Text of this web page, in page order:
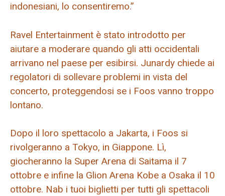
indonesiani, lo consentiremo.”
Ravel Entertainment è stato introdotto per
aiutare a moderare quando gli atti occidentali
arrivano nel paese per esibirsi. Junardy chiede ai
regolatori di sollevare problemi in vista del
concerto, proteggendosi se i Foos vanno troppo
lontano.
Dopo il loro spettacolo a Jakarta, i Foos si
rivolgeranno a Tokyo, in Giappone. Lì,
giocheranno la Super Arena di Saitama il 7
ottobre e infine la Glion Arena Kobe a Osaka il 10
ottobre. Nab i tuoi biglietti per tutti gli spettacoli